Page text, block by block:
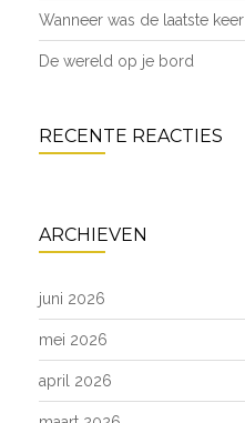
Wanneer was de laatste
De wereld op je bord
RECENTE REACTIES
ARCHIEVEN
juni 2026
mei 2026
april 2026